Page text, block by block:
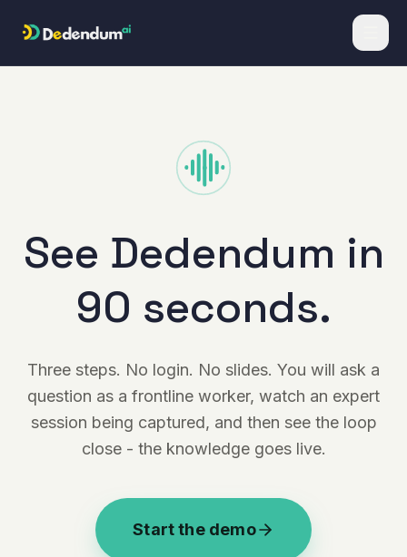
See Dedendum in
90 seconds.
Three steps. No login. No slides. You will ask a
question as a frontline worker, watch an expert
session being captured, and then see the loop
close - the knowledge goes live.
Start the demo